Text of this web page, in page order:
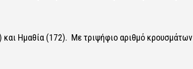
και Ημαθία (172). Με τριψήφιο αριθμό κρουσμάτων